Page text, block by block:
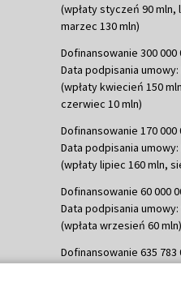
(wpłaty styczeń 90 mln,
marzec 130 mln)
Dofinansowanie 300 000
Data podpisania umowy:
(wpłaty kwiecień 150
czerwiec 10 mln)
Dofinansowanie 170 000
Data podpisania umowy:
(wpłaty lipiec 160 mln,
Dofinansowanie 60 000
Data podpisania umowy:
(wpłata wrzesień 60 mln)
Dofinansowanie 635 783